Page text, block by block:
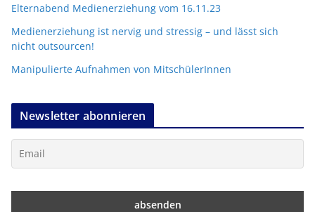
Elternabend Medienerziehung vom 16.11.23
Medienerziehung ist nervig und stressig – und lässt sich
nicht outsourcen!
Manipulierte Aufnahmen von MitschülerInnen
Newsletter abonnieren